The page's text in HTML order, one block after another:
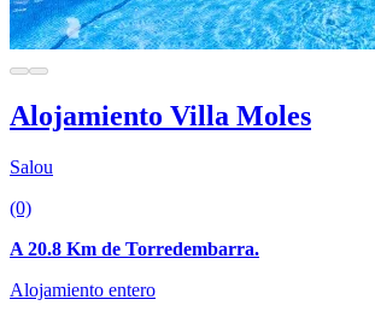
Alojamiento Villa Moles
Salou
(0)
A 20.8 Km de Torredembarra.
Alojamiento entero